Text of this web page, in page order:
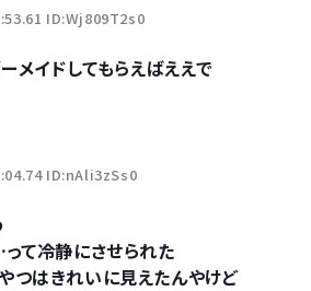
ID:Wj809T2s0
イドしてもらえばええで
ID:nAli3zSs0
て冷静にさせられた
つはきれいに見えたんやけど